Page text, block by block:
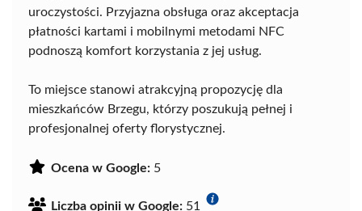
uroczystości. Przyjazna obsługa oraz akceptacja
płatności kartami i mobilnymi metodami NFC
podnoszą komfort korzystania z jej usług.
To miejsce stanowi atrakcyjną propozycję dla
mieszkańców Brzegu, którzy poszukują pełnej i
profesjonalnej oferty florystycznej.
Ocena w Google: 5
Liczba opinii w Google: 51